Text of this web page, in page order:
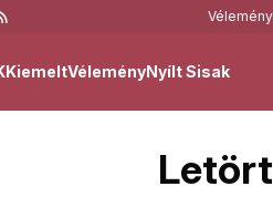
Vélemény
KiemeltVéleményNyílt Sisak